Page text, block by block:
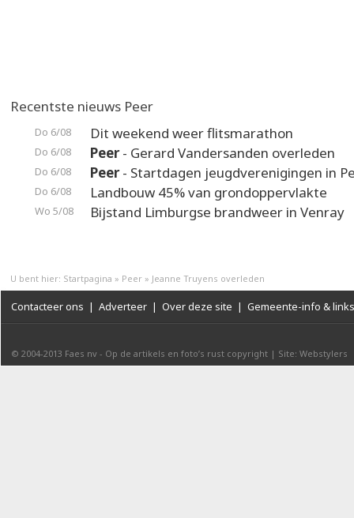
Recentste nieuws Peer
Do 6/08 Dit weekend weer flitsmarathon
Do 6/08 Peer- Gerard Vandersanden overleden
Do 6/08 Peer- Startdagen jeugdverenigingen in
Do 6/08 Landbouw 45% van grondoppervlakte
Wo 5/08 Bijstand Limburgse brandweer in Venray
U bent hier: Startpagina » Peer » Jeanne Truyens overleden
Contacteer ons | Adverteer | Over deze site | Gemeente-info & links
© 2004-2013 Faes nv - Op de artikels en foto’s rust copyright | Site: Webstylers